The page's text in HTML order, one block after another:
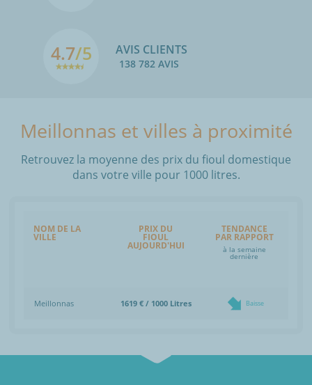
4.7/5 AVIS CLIENTS
138 782 AVIS
Meillonnas et villes à proximité
Retrouvez la moyenne des prix du fioul domestique
dans votre ville pour 1000 litres.
NOM DE LA
VILLE
PRIX DU
FIOUL
AUJOURD'HUI
TENDANCE
PAR RAPPORT
à la semaine
dernière
Meillonnas 1619 € / 1000 Litres Baisse